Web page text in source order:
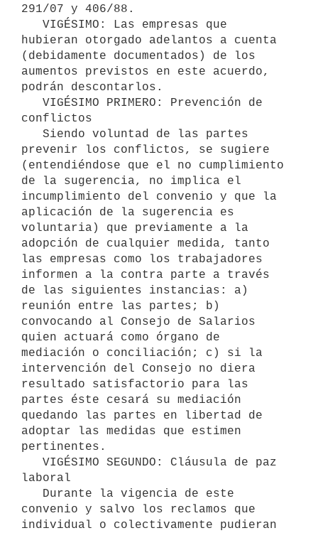
291/07 y 406/88.
hubieran otorgado adelantos a cuenta
(debidamente documentados) de los
aumentos previstos en este acuerdo,
podrán descontarlos.
conflictos
prevenir los conflictos, se sugiere
(entendiéndose que el no cumplimiento
de la sugerencia, no implica el
incumplimiento del convenio y que la
aplicación de la sugerencia es
voluntaria) que previamente a la
adopción de cualquier medida, tanto
las empresas como los trabajadores
informen a la contra parte a través
de las siguientes instancias: a)
reunión entre las partes; b)
convocando al Consejo de Salarios
quien actuará como órgano de
mediación o conciliación; c) si la
intervención del Consejo no diera
resultado satisfactorio para las
partes éste cesará su mediación
quedando las partes en libertad de
adoptar las medidas que estimen
pertinentes.
laboral
convenio y salvo los reclamos que
individual o colectivamente pudieran